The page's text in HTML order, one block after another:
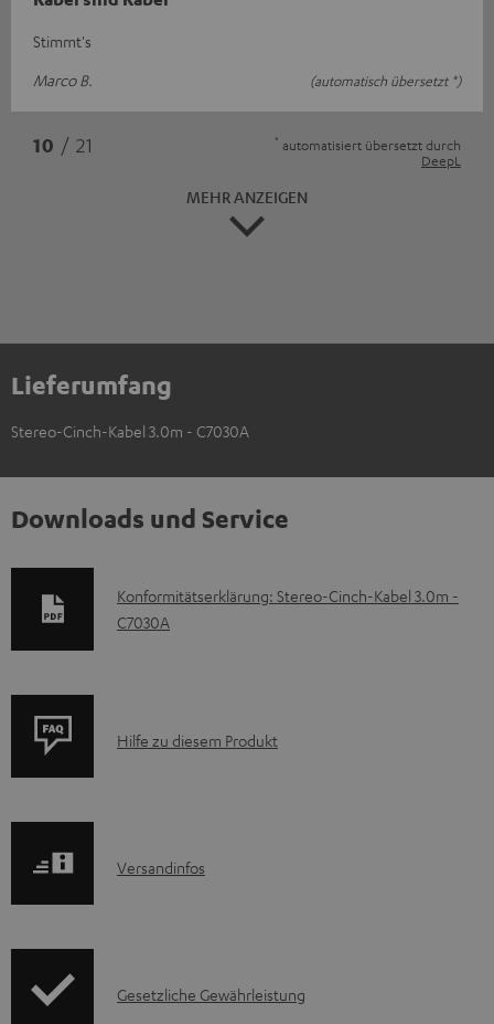
Stimmt's
Marco B.
(automatisch übersetzt *)
10 / 21 * automatisiert übersetzt durch
DeepL
MEHR ANZEIGEN
Lieferumfang
Stereo-Cinch-Kabel 3.0m - C7030A
Downloads und Service
D
o
m
e
H
Konformitätserklärung: Stereo-Cinch-Kabel 3.0m -
C7030A
P
u
A
Hilfe zu diesem Produkt
I
r
Versandinfos
IGesetzliche Gewährleistung